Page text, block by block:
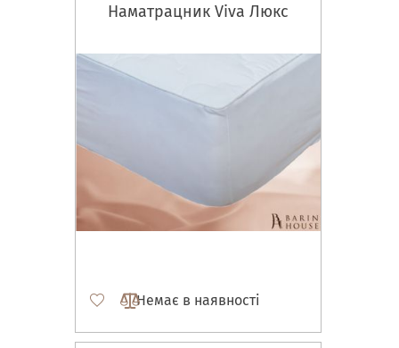
Наматрацник Viva Люкс
Немає в наявності